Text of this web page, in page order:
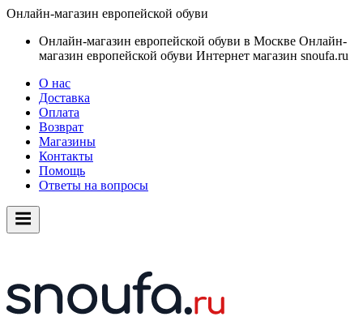
Онлайн-магазин европейской обуви
Онлайн-магазин европейской обуви в Москве Онлайн-
магазин европейской обуви Интернет магазин snoufa.ru
О нас
Доставка
Оплата
Возврат
Магазины
Контакты
Помощь
Ответы на вопросы